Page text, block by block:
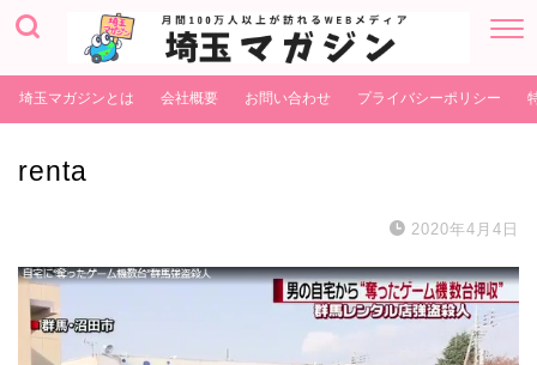
埼玉マガジンとは 会社概要 お問い合わせ プライバシーポリシー
renta
2020年4月4日